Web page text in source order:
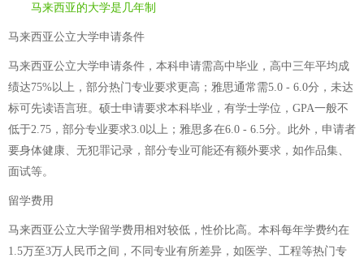
马来西亚的大学是几年制
马来西亚公立大学申请条件
马来西亚公立大学申请条件，本科申请需高中毕业，高中三年平均成
绩达75%以上，部分热门专业要求更高；雅思通常需5.0 - 6.0分，未达
标可先读语言班。硕士申请要求本科毕业，有学士学位，GPA一般不
低于2.75，部分专业要求3.0以上；雅思多在6.0 - 6.5分。此外，申请者
要身体健康、无犯罪记录，部分专业可能还有额外要求，如作品集、
面试等。
留学费用
马来西亚公立大学留学费用相对较低，性价比高。本科每年学费约在
1.5万至3万人民币之间，不同专业有所差异，如医学、工程等热门专